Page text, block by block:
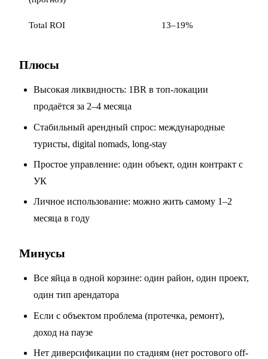
Total ROI 13–19%
Плюсы
Высокая ликвидность: 1BR в топ-локации
продаётся за 2–4 месяца
Стабильный арендный спрос: международные
туристы, digital nomads, long-stay
Простое управление: один объект, один контракт с
УК
Личное использование: можно жить самому 1–2
месяца в году
Минусы
Все яйца в одной корзине: один район, один проект,
один тип арендатора
Если с объектом проблема (протечка, ремонт),
доход на паузе
Нет диверсификации по стадиям (нет ростового off-